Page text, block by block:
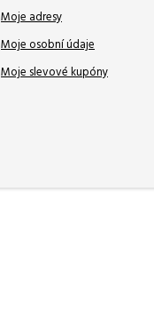
Moje adresy
Moje osobní údaje
Moje slevové kupóny